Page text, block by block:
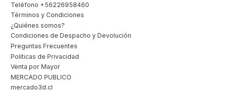
Teléfono +56226958460
Términos y Condiciones
¿Quiénes somos?
Condiciones de Despacho y Devolución
Preguntas Frecuentes
Políticas de Privacidad
Venta por Mayor
MERCADO PUBLICO
mercado3d.cl